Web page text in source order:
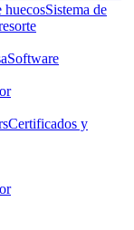
huecosSistema de
Software
Certificados y